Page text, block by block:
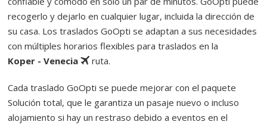
recogerlo y dejarlo en cualquier lugar, incluida la dirección de
su casa. Los traslados GoOpti se adaptan a sus necesidades
con múltiples horarios flexibles para traslados en la
Koper - Venecia
ruta.
Cada traslado GoOpti se puede mejorar con el paquete
Solución total, que le garantiza un pasaje nuevo o incluso
alojamiento si hay un restraso debido a eventos en el